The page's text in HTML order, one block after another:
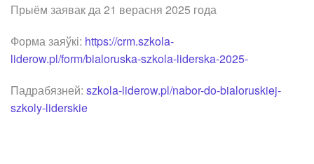
Прыём заявак да 21 верасня 2025 года
Форма заяўкі: https://crm.szkola-
liderow.pl/form/bialoruska-szkola-liderska-2025-
Падрабязней: szkola-liderow.pl/nabor-do-bialoruskiej-
szkoly-liderskie